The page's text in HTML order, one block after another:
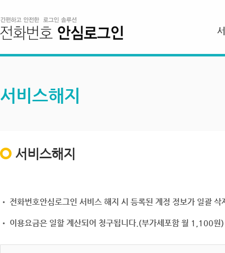
서비스해지
서비스해지
• 전화번호안심로그인 서비스 해지 시 등록된 계정 정보가 일괄
• 이용요금은 일할 계산되어 청구됩니다.(부가세포함 월 1,100원)